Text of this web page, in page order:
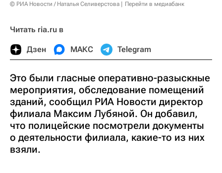
© РИА Новости / Наталья Селиверстова Перейти в медиабанк
Читать ria.ru в
Дзен МАКС Telegram
Это были гласные оперативно-разыскные
мероприятия, обследование помещений
зданий, сообщил РИА Новости директор
филиала Максим Лубяной. Он добавил,
что полицейские посмотрели документы
о деятельности филиала, какие-то из них
взяли.